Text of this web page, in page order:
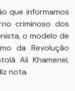
que informamos
criminoso dos
o modelo de
da Revolução
Ali Khamenei,
nota.